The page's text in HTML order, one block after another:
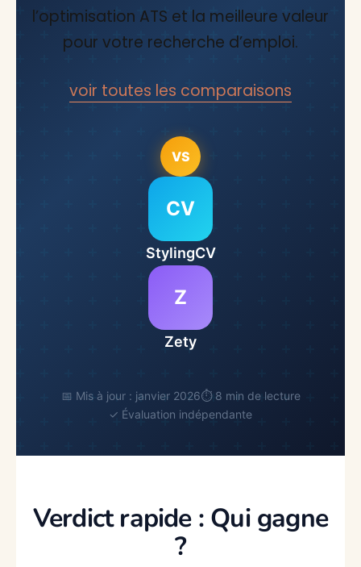
l’optimisation ATS et la meilleure valeur
pour votre recherche d’emploi.
voir toutes les comparaisons
CV
StylingCV
VS
Z
Zety
📅 Mis à jour : janvier 2026⏱️ 8 min de lecture
✓ Évaluation indépendante
Verdict rapide : Qui gagne
?